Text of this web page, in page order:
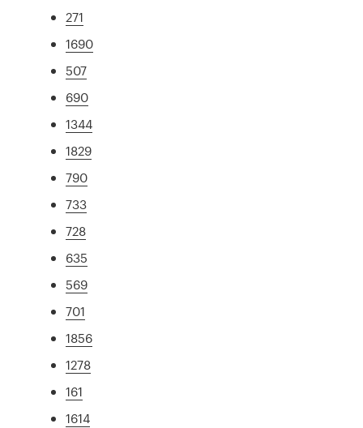
271
1690
507
690
1344
1829
790
733
728
635
569
701
1856
1278
161
1614